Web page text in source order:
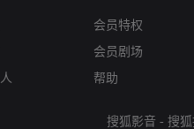
会员特权
会员剧场
帮助
搜狐影音 - 搜